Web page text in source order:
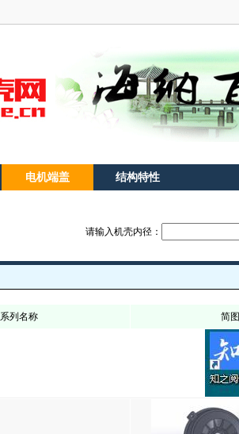
电机端盖 结构特性
请输入机壳内径：
系列名称 简图